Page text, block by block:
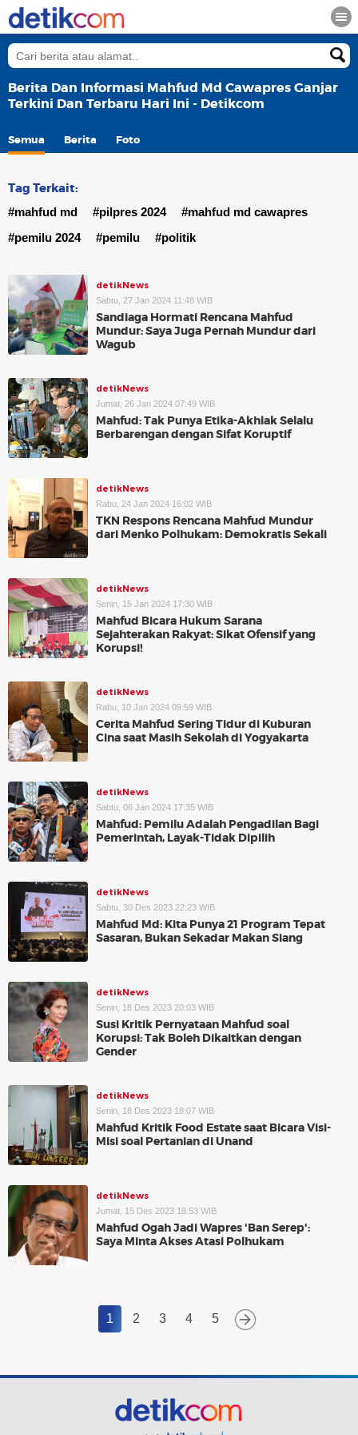
Berita Dan Informasi Mahfud Md Cawapres Ganjar
Terkini Dan Terbaru Hari Ini - Detikcom
Semua Berita Foto
Tag Terkait:
#mahfud md #pilpres 2024
#mahfud md cawapres
#pemilu 2024
#pemilu #politik
detikNews
Sabtu, 27 Jan 2024 11:48 WIB
Sandiaga Hormati Rencana Mahfud
Mundur: Saya Juga Pernah Mundur dari
Wagub
detikNews
Jumat, 26 Jan 2024 07:49 WIB
Mahfud: Tak Punya Etika-Akhlak Selalu
Berbarengan dengan Sifat Koruptif
detikNews
Rabu, 24 Jan 2024 16:02 WIB
TKN Respons Rencana Mahfud Mundur
dari Menko Polhukam: Demokratis Sekali
detikNews
Senin, 15 Jan 2024 17:30 WIB
Mahfud Bicara Hukum Sarana
Sejahterakan Rakyat: Sikat Ofensif yang
Korupsi!
detikNews
Rabu, 10 Jan 2024 09:59 WIB
Cerita Mahfud Sering Tidur di Kuburan
Cina saat Masih Sekolah di Yogyakarta
detikNews
Sabtu, 06 Jan 2024 17:35 WIB
Mahfud: Pemilu Adalah Pengadilan Bagi
Pemerintah, Layak-Tidak Dipilih
detikNews
Sabtu, 30 Des 2023 22:23 WIB
Mahfud Md: Kita Punya 21 Program Tepat
Sasaran, Bukan Sekadar Makan Siang
detikNews
Senin, 18 Des 2023 20:03 WIB
Susi Kritik Pernyataan Mahfud soal
Korupsi: Tak Boleh Dikaitkan dengan
Gender
detikNews
Senin, 18 Des 2023 18:07 WIB
Mahfud Kritik Food Estate saat Bicara Visi-
Misi soal Pertanian di Unand
detikNews
Jumat, 15 Des 2023 18:53 WIB
Mahfud Ogah Jadi Wapres 'Ban Serep':
Saya Minta Akses Atasi Polhukam
1 2 3 4 5